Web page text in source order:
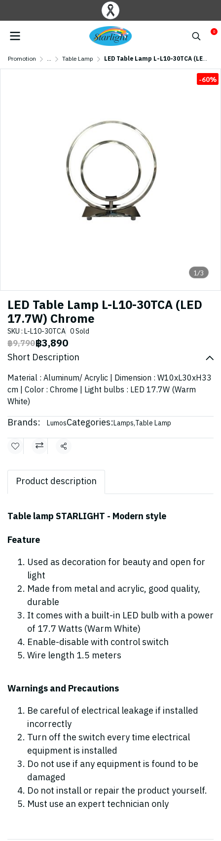
0
Promotion ... Table Lamp LED Table Lamp L-L10-30TCA (LED 17.7W) Chrome
1/3
-60%
LED Table Lamp L-L10-30TCA (LED
17.7W) Chrome
SKU : L-L10-30TCA 0 Sold
฿9,790฿3,890
Short Description
Material : Aluminum/ Acrylic | Dimension : W10xL30xH33
cm | Color : Chrome | Light bulbs : LED 17.7W (Warm
White)
Brands: LumosCategories:Lamps,Table Lamp
Share
Product description
Table lamp STARLIGHT - Modern style
Feature
Used as decoration for beauty and open for
light
Made from metal and acrylic, good quality,
durable
It comes with a built-in LED bulb with a power
of 17.7 Watts (Warm White)
Enable-disable with control switch
Wire length 1.5 meters
Warnings and Precautions
Be careful of electrical leakage if installed
incorrectly
Turn off the switch every time electrical
equipment is installed
Do not use if any equipment is found to be
damaged
Do not install or repair the product yourself.
Must use an expert technician only